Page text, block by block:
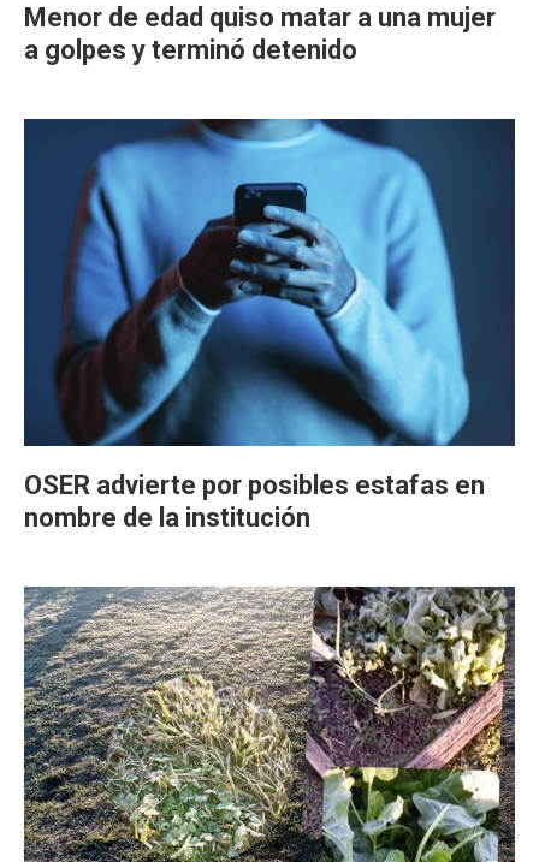
Menor de edad quiso matar a una mujer
a golpes y terminó detenido
OSER advierte por posibles estafas en
nombre de la institución